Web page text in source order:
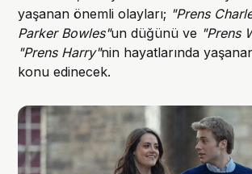
yaşanan önemli olayları; "Prens
Parker Bowles"un düğünü ve "Prens
"Prens Harry"nin hayatlarında
konu edinecek.